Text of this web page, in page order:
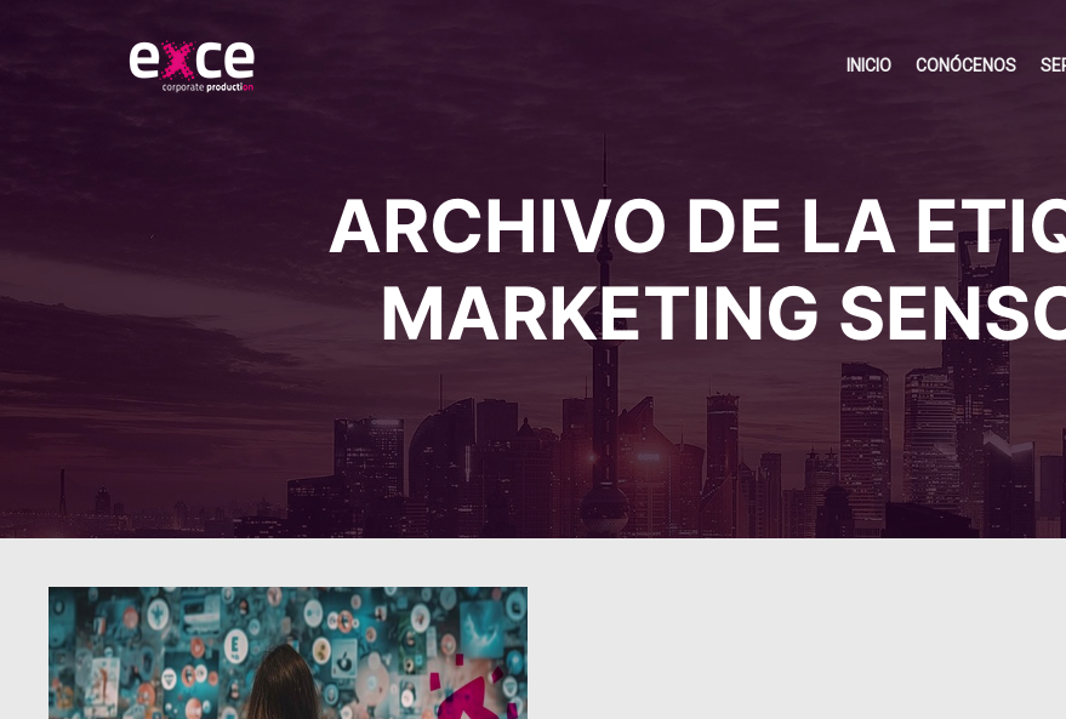
INICIO CONÓCENOS
ARCHIVO DE LA
MARKETING